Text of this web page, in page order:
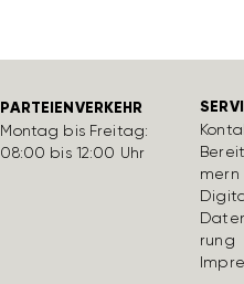
PARTEIENVERKEHR
Montag bis Freitag:
08:00 bis 12:00 Uhr
mern
rung